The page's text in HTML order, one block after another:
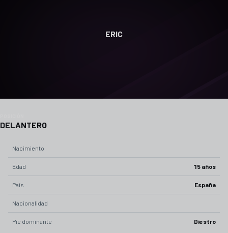
ERIC
DELANTERO
Nacimiento
Edad 15 años
País España
Nacionalidad
Pie dominante Diestro